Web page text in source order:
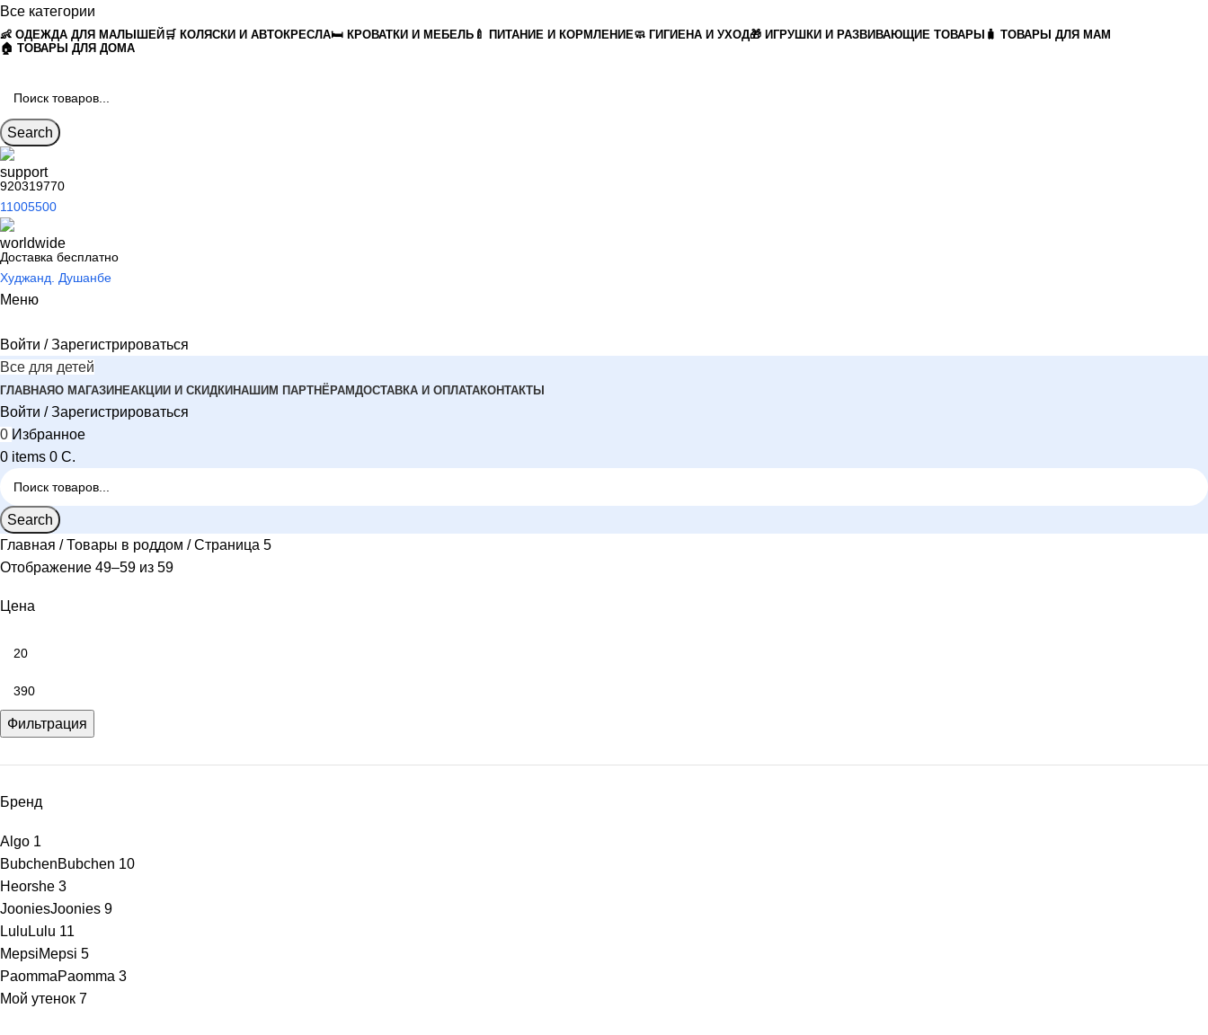
Все категории
👶 ОДЕЖДА ДЛЯ МАЛЫШЕЙ 🛒 КОЛЯСКИ И АВТОКРЕСЛА🛏 КРОВАТКИ И МЕБЕЛЬ 🍼 ПИТАНИЕ И КОРМЛЕНИЕ🧼 ГИГИЕНА И УХОД🎁 ИГРУШКИ И РАЗВИВАЮЩИЕ ТОВАРЫ 🧳 ТОВАРЫ ДЛЯ МАМ
🏠 ТОВАРЫ ДЛЯ ДОМА
Search
920319770
11005500
Доставка бесплатно
Худжанд. Душанбе
Меню
Войти / Зарегистрироваться
Все для детей
ГЛАВНАЯО МАГАЗИНЕАКЦИИ И СКИДКИ НАШИМ ПАРТНЁРАМДОСТАВКА И ОПЛАТАКОНТАКТЫ
Войти / Зарегистрироваться
0 Избранное
0 items 0 C.
Search
Главная
Товары в роддом
Страница 5
Отображение 49–59 из 59
Цена
Фильтрация
Бренд
Algo 1
BubchenBubchen 10
Heorshe 3
JooniesJoonies 9
Lulu Lulu 11
MepsiMepsi 5
PaommaPaomma 3
Мой утенок 7